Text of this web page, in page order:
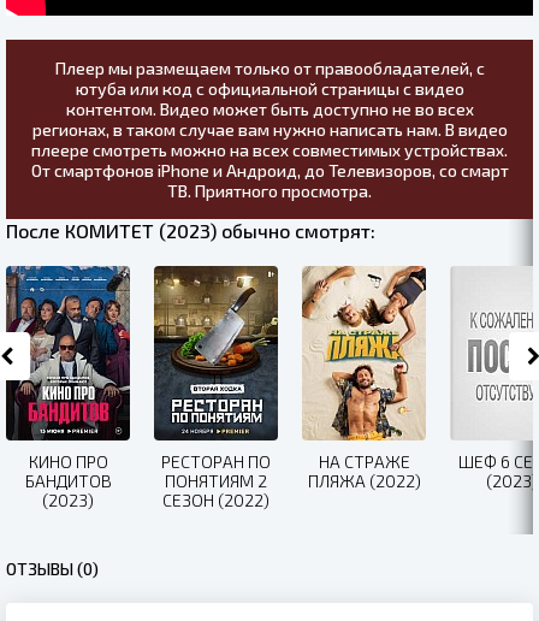
Плеер мы размещаем только от правообладателей, с
ютуба или код с официальной страницы с видео
контентом. Видео может быть доступно не во всех
регионах, в таком случае вам нужно написать нам. В видео
плеере смотреть можно на всех совместимых устройствах.
От смартфонов iPhone и Андроид, до Телевизоров, со смарт
ТВ. Приятного просмотра.
После КОМИТЕТ (2023) обычно смотрят:
КИНО ПРО
БАНДИТОВ
(2023)
РЕСТОРАН ПО
ПОНЯТИЯМ 2
СЕЗОН (2022)
НА СТРАЖЕ
ПЛЯЖА (2022)
ШЕФ 6
(2023)
ОТЗЫВЫ (0)